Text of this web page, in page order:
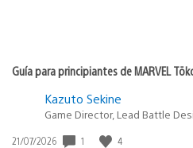
Guía para principiantes de MARVEL
Kazuto Sekine
Game Director, Lead Battle
Fecha
21/07/2026 1 4